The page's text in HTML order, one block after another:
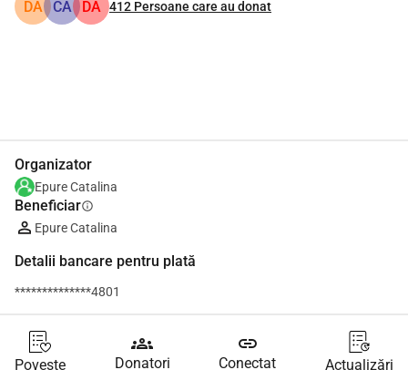
DA CA DA 412 Persoane care au donat
Organizator
Epure Catalina
Beneficiarinfo
Epure Catalina
Detalii bancare pentru plată
**************4801
Poveste
groups
Donatori
link
Conectat Actualizări